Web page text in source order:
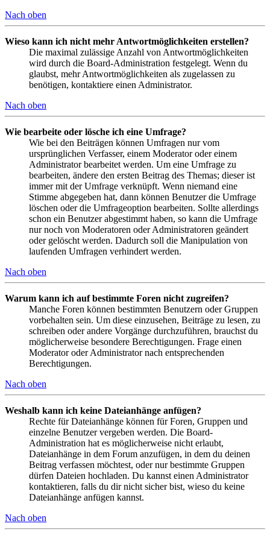
Nach oben
Wieso kann ich nicht mehr Antwortmöglichkeiten erstellen?
Die maximal zulässige Anzahl von Antwortmöglichkeiten
wird durch die Board-Administration festgelegt. Wenn du
glaubst, mehr Antwortmöglichkeiten als zugelassen zu
benötigen, kontaktiere einen Administrator.
Nach oben
Wie bearbeite oder lösche ich eine Umfrage?
Wie bei den Beiträgen können Umfragen nur vom
ursprünglichen Verfasser, einem Moderator oder einem
Administrator bearbeitet werden. Um eine Umfrage zu
bearbeiten, ändere den ersten Beitrag des Themas; dieser ist
immer mit der Umfrage verknüpft. Wenn niemand eine
Stimme abgegeben hat, dann können Benutzer die Umfrage
löschen oder die Umfrageoption bearbeiten. Sollte allerdings
schon ein Benutzer abgestimmt haben, so kann die Umfrage
nur noch von Moderatoren oder Administratoren geändert
oder gelöscht werden. Dadurch soll die Manipulation von
laufenden Umfragen verhindert werden.
Nach oben
Warum kann ich auf bestimmte Foren nicht zugreifen?
Manche Foren können bestimmten Benutzern oder Gruppen
vorbehalten sein. Um diese einzusehen, Beiträge zu lesen, zu
schreiben oder andere Vorgänge durchzuführen, brauchst du
möglicherweise besondere Berechtigungen. Frage einen
Moderator oder Administrator nach entsprechenden
Berechtigungen.
Nach oben
Weshalb kann ich keine Dateianhänge anfügen?
Rechte für Dateianhänge können für Foren, Gruppen und
einzelne Benutzer vergeben werden. Die Board-
Administration hat es möglicherweise nicht erlaubt,
Dateianhänge in dem Forum anzufügen, in dem du deinen
Beitrag verfassen möchtest, oder nur bestimmte Gruppen
dürfen Dateien hochladen. Du kannst einen Administrator
kontaktieren, falls du dir nicht sicher bist, wieso du keine
Dateianhänge anfügen kannst.
Nach oben